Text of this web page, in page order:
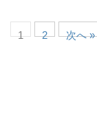
1 2 次へ »